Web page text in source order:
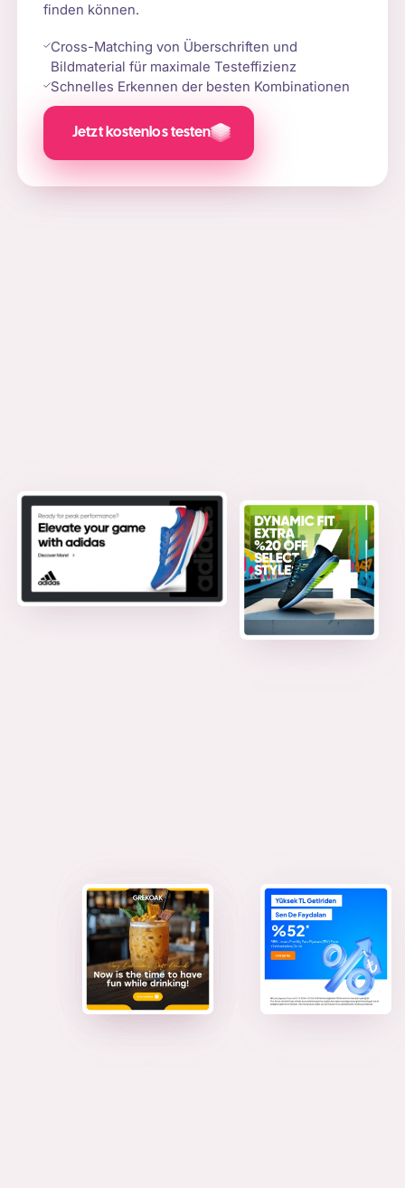
finden können.
Cross-Matching von Überschriften und
Bildmaterial für maximale Testeffizienz
Schnelles Erkennen der besten Kombinationen
Jetzt kostenlos testen